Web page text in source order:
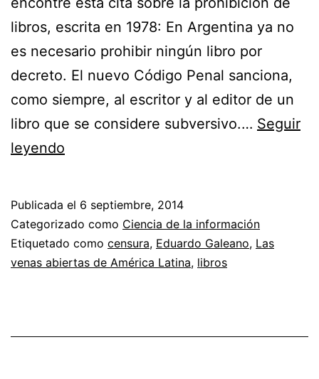
libros, escrita en 1978: En Argentina ya no
es necesario prohibir ningún libro por
decreto. El nuevo Código Penal sanciona,
como siempre, al escritor y al editor de un
libro que se considere subversivo.… Seguir
leyendo
en
Argentina
en
Publicada el 6 septiembre, 2014
Categorizado como Ciencia de la información
Etiquetado como censura, Eduardo Galeano, Las
venas abiertas de América Latina, libros